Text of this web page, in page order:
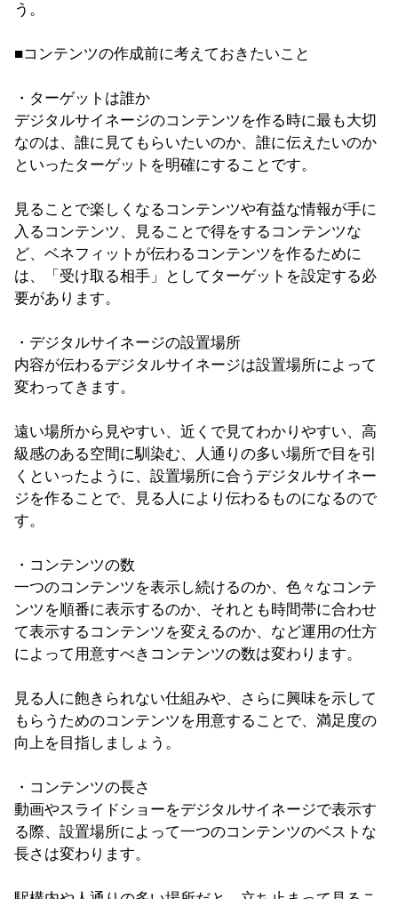
う。
■コンテンツの作成前に考えておきたいこと
・ターゲットは誰か
デジタルサイネージのコンテンツを作る時に最も大切
なのは、誰に見てもらいたいのか、誰に伝えたいのか
といったターゲットを明確にすることです。
見ることで楽しくなるコンテンツや有益な情報が手に
入るコンテンツ、見ることで得をするコンテンツな
ど、ベネフィットが伝わるコンテンツを作るために
は、「受け取る相手」としてターゲットを設定する必
要があります。
・デジタルサイネージの設置場所
内容が伝わるデジタルサイネージは設置場所によって
変わってきます。
遠い場所から見やすい、近くで見てわかりやすい、高
級感のある空間に馴染む、人通りの多い場所で目を引
くといったように、設置場所に合うデジタルサイネー
ジを作ることで、見る人により伝わるものになるので
す。
・コンテンツの数
一つのコンテンツを表示し続けるのか、色々なコンテ
ンツを順番に表示するのか、それとも時間帯に合わせ
て表示するコンテンツを変えるのか、など運用の仕方
によって用意すべきコンテンツの数は変わります。
見る人に飽きられない仕組みや、さらに興味を示して
もらうためのコンテンツを用意することで、満足度の
向上を目指しましょう。
・コンテンツの長さ
動画やスライドショーをデジタルサイネージで表示す
る際、設置場所によって一つのコンテンツのベストな
長さは変わります。